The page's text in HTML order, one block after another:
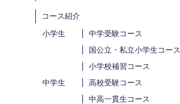
コース紹介
小学生
中学受験コース
国公立・私立小学生コース
小学校補習コース
中学生
高校受験コース
中高一貫生コース